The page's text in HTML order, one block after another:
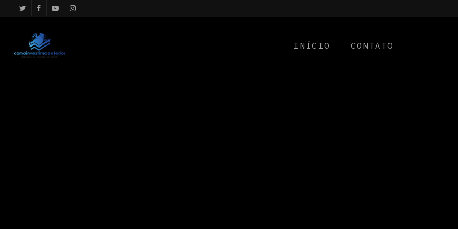
google.com, pub-4867156501875488, DIRECT, f08c47fec0942fa0
INÍCIO CONTATO